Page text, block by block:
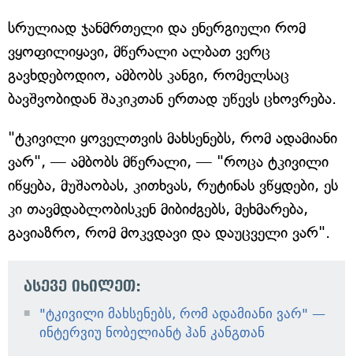
სრულიად ჯანმრთელი და ენერგიული რომ
ვყოფილიყავი, მწერალი ალბათ ვერც
გავხდებოდიო, ამბობს კანგი, რომელსაც
ბავშვობიდან შაკიკთან ერთად უწევს ცხოვრება.
"ტკივილი ყოველთვის მახსენებს, რომ ადამიანი
ვარ", — ამბობს მწერალი, — "როცა ტკივილი
იწყება, მუშაობას, კითხვას, რუტინას ვწყდები, ეს
კი თავმდაბლობისკენ მიბიძგებს, მეხმარება,
გავიაზრო, რომ მოკვდავი და დაუცველი ვარ".
ასევე იხილეთ:
"ტკივილი მახსენებს, რომ ადამიანი ვარ" —
ინტერვიუ ნობელიანტ ჰან კანგთან